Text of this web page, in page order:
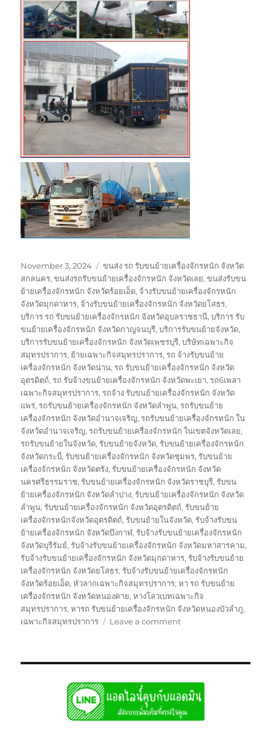
Posted
on
November 3, 2024 Tags
ขนส่ง รถ รับขนย้ายเครื่องจักรหนัก จังหวัด
สกลนคร,ขนส่งรถรับขนย้ายเครื่องจักรหนัก จังหวัดเลย,ขนส่งรับขน
ย้ายเครื่องจักรหนัก จังหวัดร้อยเอ็ด, จ้างรับขนย้ายเครื่องจักรหนัก
จังหวัดมุกดาหาร, จ้างรับขนย้ายเครื่องจักรหนัก จังหวัดยโสธร,
บริการ รถ รับขนย้ายเครื่องจักรหนัก จังหวัดอุบลราชธานี,บริการ รับ
ขนย้ายเครื่องจักรหนัก จังหวัดกาญจนบุรี,บริการรับขนย้ายจังหวัด,
บริการรับขนย้ายเครื่องจักรหนัก จังหวัดเพชรบุรี,บริษัทเฉพาะกิจ
สมุทรปราการ, ย้ายเฉพาะกิจสมุทรปราการ,รถ จ้างรับขนย้าย
เครื่องจักรหนัก จังหวัดน่าน,รถ รับขนย้ายเครื่องจักรหนัก จังหวัด
อุตรดิตถ์,รถ รับจ้างขนย้ายเครื่องจักรหนัก จังหวัดพะเยา,รถ6เพลา
เฉพาะกิจสมุทรปราการ,รถจ้าง รับขนย้ายเครื่องจักรหนัก จังหวัด
แพร่,รถรับขนย้ายเครื่องจักรหนัก จังหวัดลำพูน,รถรับขนย้าย
เครื่องจักรหนัก จังหวัดอำนาจเจริญ,รถรับขนย้ายเครื่องจักรหนัก ใน
จังหวัดอำนาจเจริญ,รถรับขนย้ายเครื่องจักรหนัก ในเขตจังหวัดเลย,
รถรับขนย้ายในจังหวัด,รับขนย้ายจังหวัด,รับขนย้ายเครื่องจักรหนัก
จังหวัดกระบี่,รับขนย้ายเครื่องจักรหนัก จังหวัดชุมพร,รับขนย้าย
เครื่องจักรหนัก จังหวัดตรัง,รับขนย้ายเครื่องจักรหนัก จังหวัด
นครศรีธรรมราช,รับขนย้ายเครื่องจักรหนัก จังหวัดราชบุรี,รับขน
ย้ายเครื่องจักรหนัก จังหวัดลำปาง,รับขนย้ายเครื่องจักรหนัก จังหวัด
ลำพูน,รับขนย้ายเครื่องจักรหนัก จังหวัดอุตรดิตถ์,รับขนย้าย
เครื่องจักรหนักจังหวัดอุตรดิตถ์,รับขนย้ายในจังหวัด,รับจ้างรับขน
ย้ายเครื่องจักรหนัก จังหวัดบึงกาฬ,รับจ้างรับขนย้ายเครื่องจักรหนัก
จังหวัดบุรีรัมย์,รับจ้างรับขนย้ายเครื่องจักรหนัก จังหวัดมหาสารคาม,
รับจ้างรับขนย้ายเครื่องจักรหนัก จังหวัดมุกดาหาร,รับจ้างรับขนย้าย
เครื่องจักรหนัก จังหวัดยโสธร,รับจ้างรับขนย้ายเครื่องจักรหนัก
จังหวัดร้อยเอ็ด,หัวลากเฉพาะกิจสมุทรปราการ,หา รถ รับขนย้าย
เครื่องจักรหนัก จังหวัดหนองคาย,หางโลวเบทเฉพาะกิจ
สมุทรปราการ,หารถ รับขนย้ายเครื่องจักรหนัก จังหวัดหนองบัวลำภู,
เฉพาะกิจสมุทรปราการ
Leave a commenton
ลาก
หาง
โลวเบท
พิเศษ6เพลา